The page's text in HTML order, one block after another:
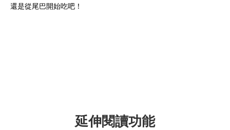
還是從尾巴開始吃吧！
延伸閱讀功能